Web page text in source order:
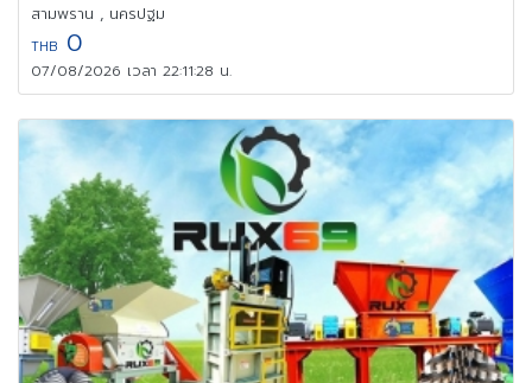
สามพราน , นครปฐม
THB 0
07/08/2026 เวลา 22:11:28 น.